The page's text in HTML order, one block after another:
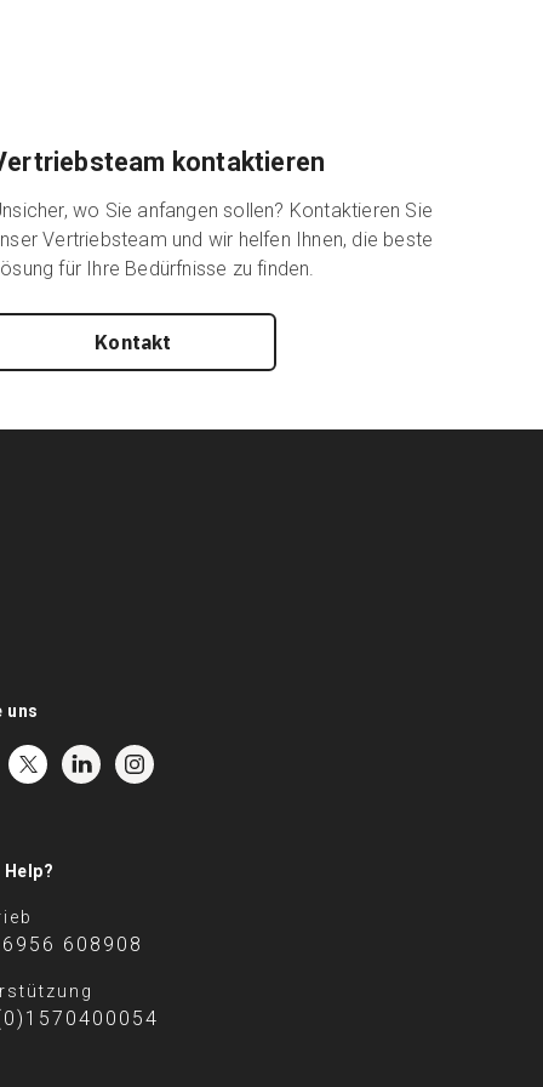
kontaktieren
wo Sie anfangen sollen? Kontaktieren Sie
Vertriebsteam und wir helfen Ihnen, die beste
für Ihre Bedürfnisse zu finden.
Kontakt
uns
Help?
608908